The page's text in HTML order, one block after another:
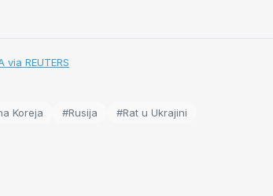
via REUTERS
Koreja #Rusija #Rat u Ukrajini